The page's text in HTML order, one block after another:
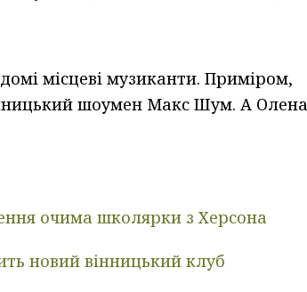
місцеві музиканти. Приміром,
шоумен Макс Шум. А Олена
очима школярки з Херсона
новий вінницький клуб